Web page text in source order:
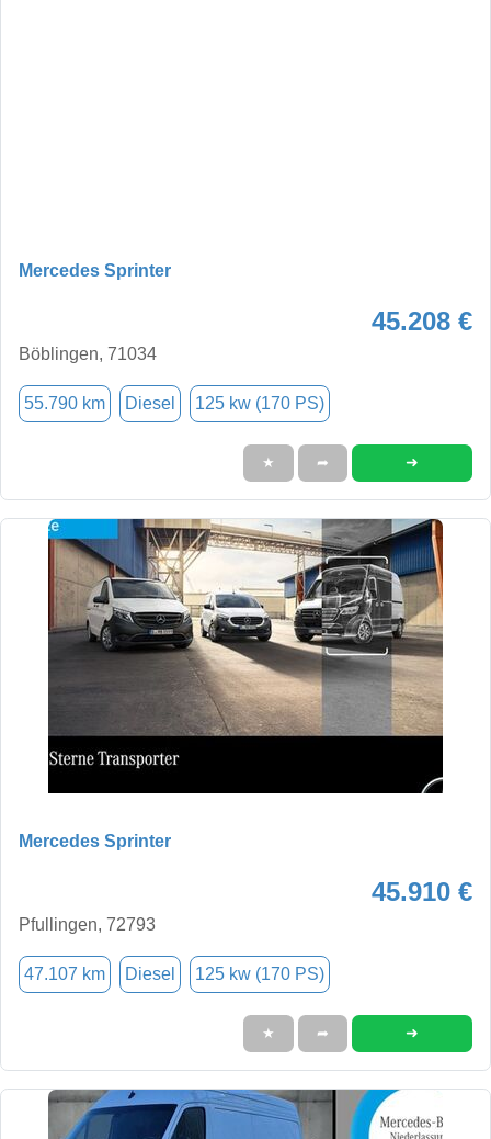
Mercedes Sprinter
45.208 €
Böblingen, 71034
55.790 km Diesel 125 kw (170 PS)
★ ➦ ➜
Mercedes Sprinter
45.910 €
Pfullingen, 72793
47.107 km Diesel 125 kw (170 PS)
★ ➦ ➜